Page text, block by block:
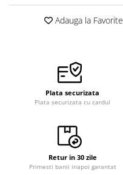
Noutati
Adauga la Favorite
Plata securizata
Plata securizata cu cardul
Retur in 30 zile
Primesti banii inapoi garantat